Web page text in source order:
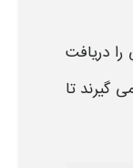
دریافت
گیرند تا